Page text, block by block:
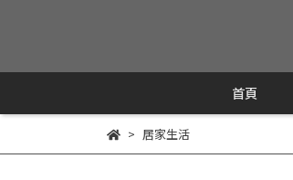
首頁
居家生活